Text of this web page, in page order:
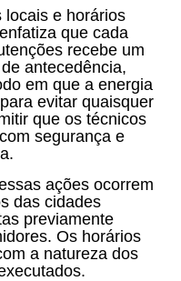
locais e horários
que cada
recebe um
antecedência,
em que a energia
evitar quaisquer
que os técnicos
segurança e
ações ocorrem
das cidades
previamente
Os horários
a natureza dos